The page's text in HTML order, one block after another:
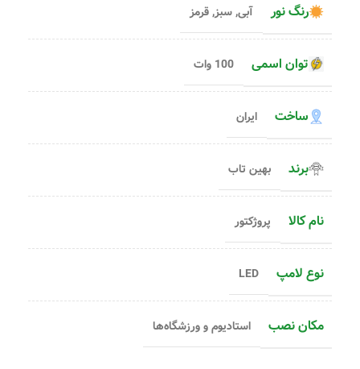
رنگ نور آبی,سبز,قرمز
توان اسمی 100 وات
ساخت ایران
برند بهین تاب
نام کالا پروژکتور
نوع لامپ LED
مکان نصب استادیوم و ورزشگاه‌ها